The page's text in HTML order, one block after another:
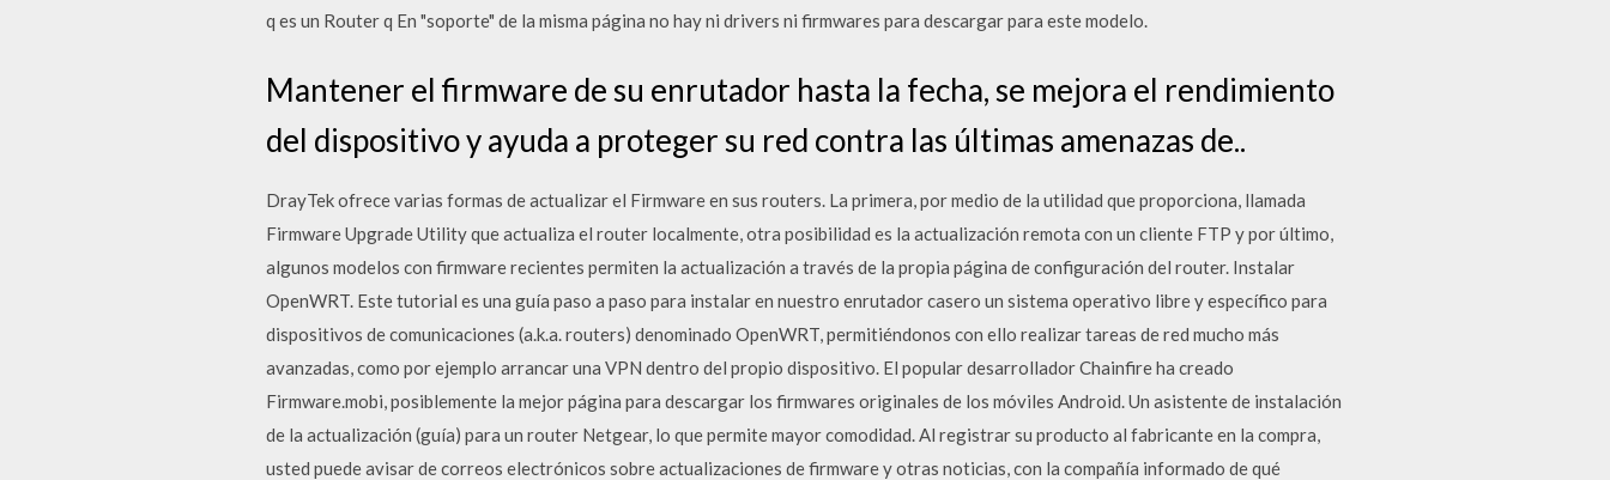
q es un Router q En "soporte" de la misma página no hay ni drivers ni firmwares para descargar para este modelo.
Mantener el firmware de su enrutador hasta la fecha, se mejora el rendimiento
del dispositivo y ayuda a proteger su red contra las últimas amenazas de..
DrayTek ofrece varias formas de actualizar el Firmware en sus routers. La primera, por medio de la utilidad que proporciona, llamada
Firmware Upgrade Utility que actualiza el router localmente, otra posibilidad es la actualización remota con un cliente FTP y por último,
algunos modelos con firmware recientes permiten la actualización a través de la propia página de configuración del router. Instalar
OpenWRT. Este tutorial es una guía paso a paso para instalar en nuestro enrutador casero un sistema operativo libre y específico para
dispositivos de comunicaciones (a.k.a. routers) denominado OpenWRT, permitiéndonos con ello realizar tareas de red mucho más
avanzadas, como por ejemplo arrancar una VPN dentro del propio dispositivo. El popular desarrollador Chainfire ha creado
Firmware.mobi, posiblemente la mejor página para descargar los firmwares originales de los móviles Android. Un asistente de instalación
de la actualización (guía) para un router Netgear, lo que permite mayor comodidad. Al registrar su producto al fabricante en la compra,
usted puede avisar de correos electrónicos sobre actualizaciones de firmware y otras noticias, con la compañía informado de qué